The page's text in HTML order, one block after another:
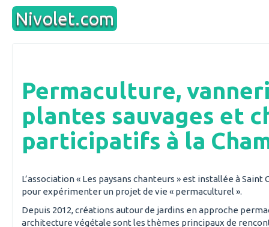
Aller
contenu
Nivolet.com
Permaculture,
plantes sauvages et
participatifs à la
L’association « Les paysans chanteurs » est installée à
pour expérimenter un projet de vie « permaculturel ».
Depuis 2012, créations autour de jardins en approche
architecture végétale sont les thèmes principaux de